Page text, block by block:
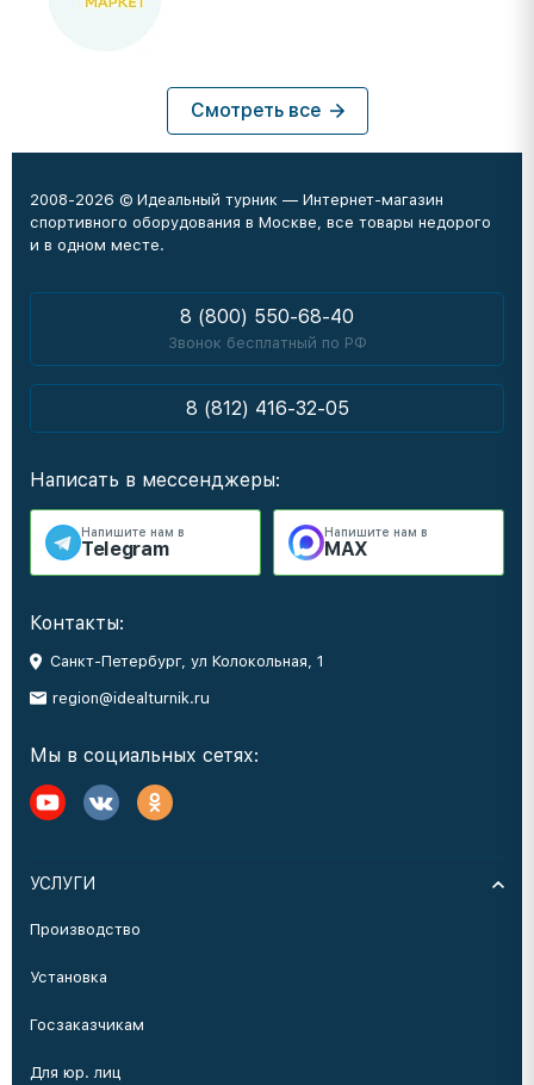
Смотреть все
2008-2026 © Идеальный турник — Интернет-магазин
спортивного оборудования в Москве, все товары недорого
и в одном месте.
8 (800) 550-68-40
Звонок бесплатный по РФ
8 (812) 416-32-05
Написать в мессенджеры:
Напишите нам в
Telegram
Напишите нам в
MAX
Контакты:
Санкт-Петербург, ул Колокольная, 1
region@idealturnik.ru
Мы в социальных сетях:
УСЛУГИ
Производство
Установка
Госзаказчикам
Для юр. лиц